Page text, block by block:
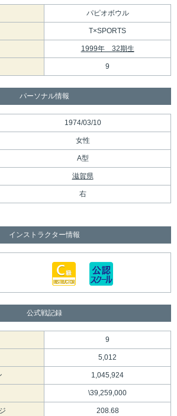
パピオボウル
T×SPORTS
1999年 32期生
9
パーソナル情報
1974/03/10
女性
A型
滋賀県
右
インストラクター情報
公式戦記録
9
5,012
1,045,924
\39,259,000
208.68